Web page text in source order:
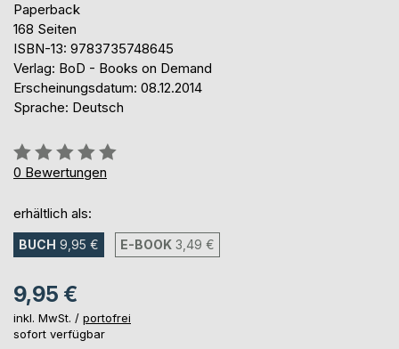
Paperback
168 Seiten
ISBN-13: 9783735748645
Verlag: BoD - Books on Demand
Erscheinungsdatum: 08.12.2014
Sprache: Deutsch
Bewertung::
0%
0 Bewertungen
erhältlich als:
BUCH 9,95 € E-BOOK 3,49 €
9,95 €
inkl. MwSt. / portofrei
sofort verfügbar